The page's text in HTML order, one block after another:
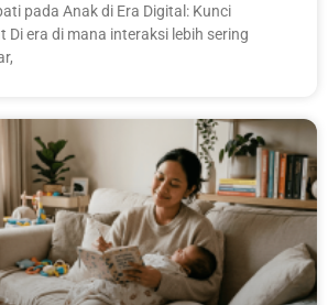
pada Anak di Era Digital: Kunci
Di era di mana interaksi lebih sering